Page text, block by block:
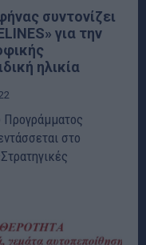
συντονίζει
για την
ηλικία